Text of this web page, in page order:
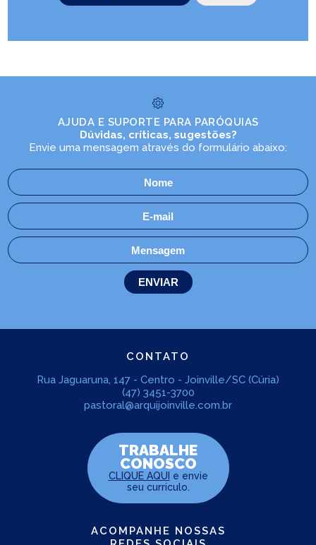
AJUDA E SUPORTE PARA PARÓQUIAS
Dúvidas, críticas, sugestões?
Envie uma mensagem através do formulário abaixo:
CONTATO
Rua Jaguaruna, 147 - Centro - Joinville/SC (Cúria)
(47) 3451-3700
pastoral@arquijoinville.com.br
TRABALHE
CONOSCO
CLIQUE AQUI e envie
seu curriculo.
ACOMPANHE NOSSAS